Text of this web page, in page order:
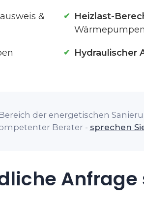
&
Heizlast-
Hydraulischer
der energetischen
Berater - sprechen